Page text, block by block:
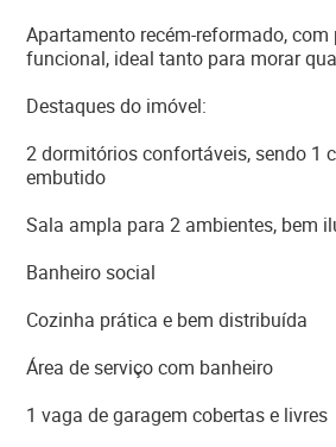
Apartamento recém-reformado,
funcional, ideal tanto para morar
Destaques do imóvel:
2 dormitórios confortáveis, sendo 1
embutido
Sala ampla para 2 ambientes, bem
Banheiro social
Cozinha prática e bem distribuída
Área de serviço com banheiro
1 vaga de garagem cobertas e livres